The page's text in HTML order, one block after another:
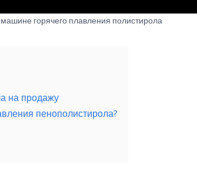
горячего плавления полистирола
на продажу
пенополистирола?